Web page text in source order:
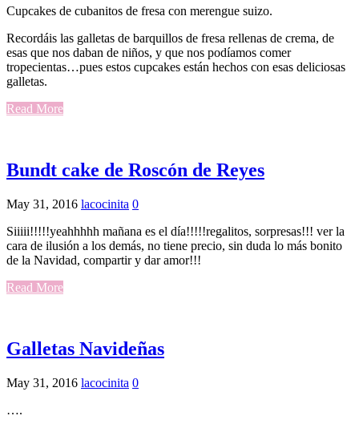
Cupcakes de cubanitos de fresa con merengue suizo.
Recordáis las galletas de barquillos de fresa rellenas de crema, de
esas que nos daban de niños, y que nos podíamos comer
tropecientas…pues estos cupcakes están hechos con esas deliciosas
galletas.
Read More
Bundt cake de Roscón de Reyes
May 31, 2016 lacocinita 0
Siiiii!!!!!yeahhhhh mañana es el día!!!!!regalitos, sorpresas!!! ver la
cara de ilusión a los demás, no tiene precio, sin duda lo más bonito
de la Navidad, compartir y dar amor!!!
Read More
Galletas Navideñas
May 31, 2016 lacocinita 0
….